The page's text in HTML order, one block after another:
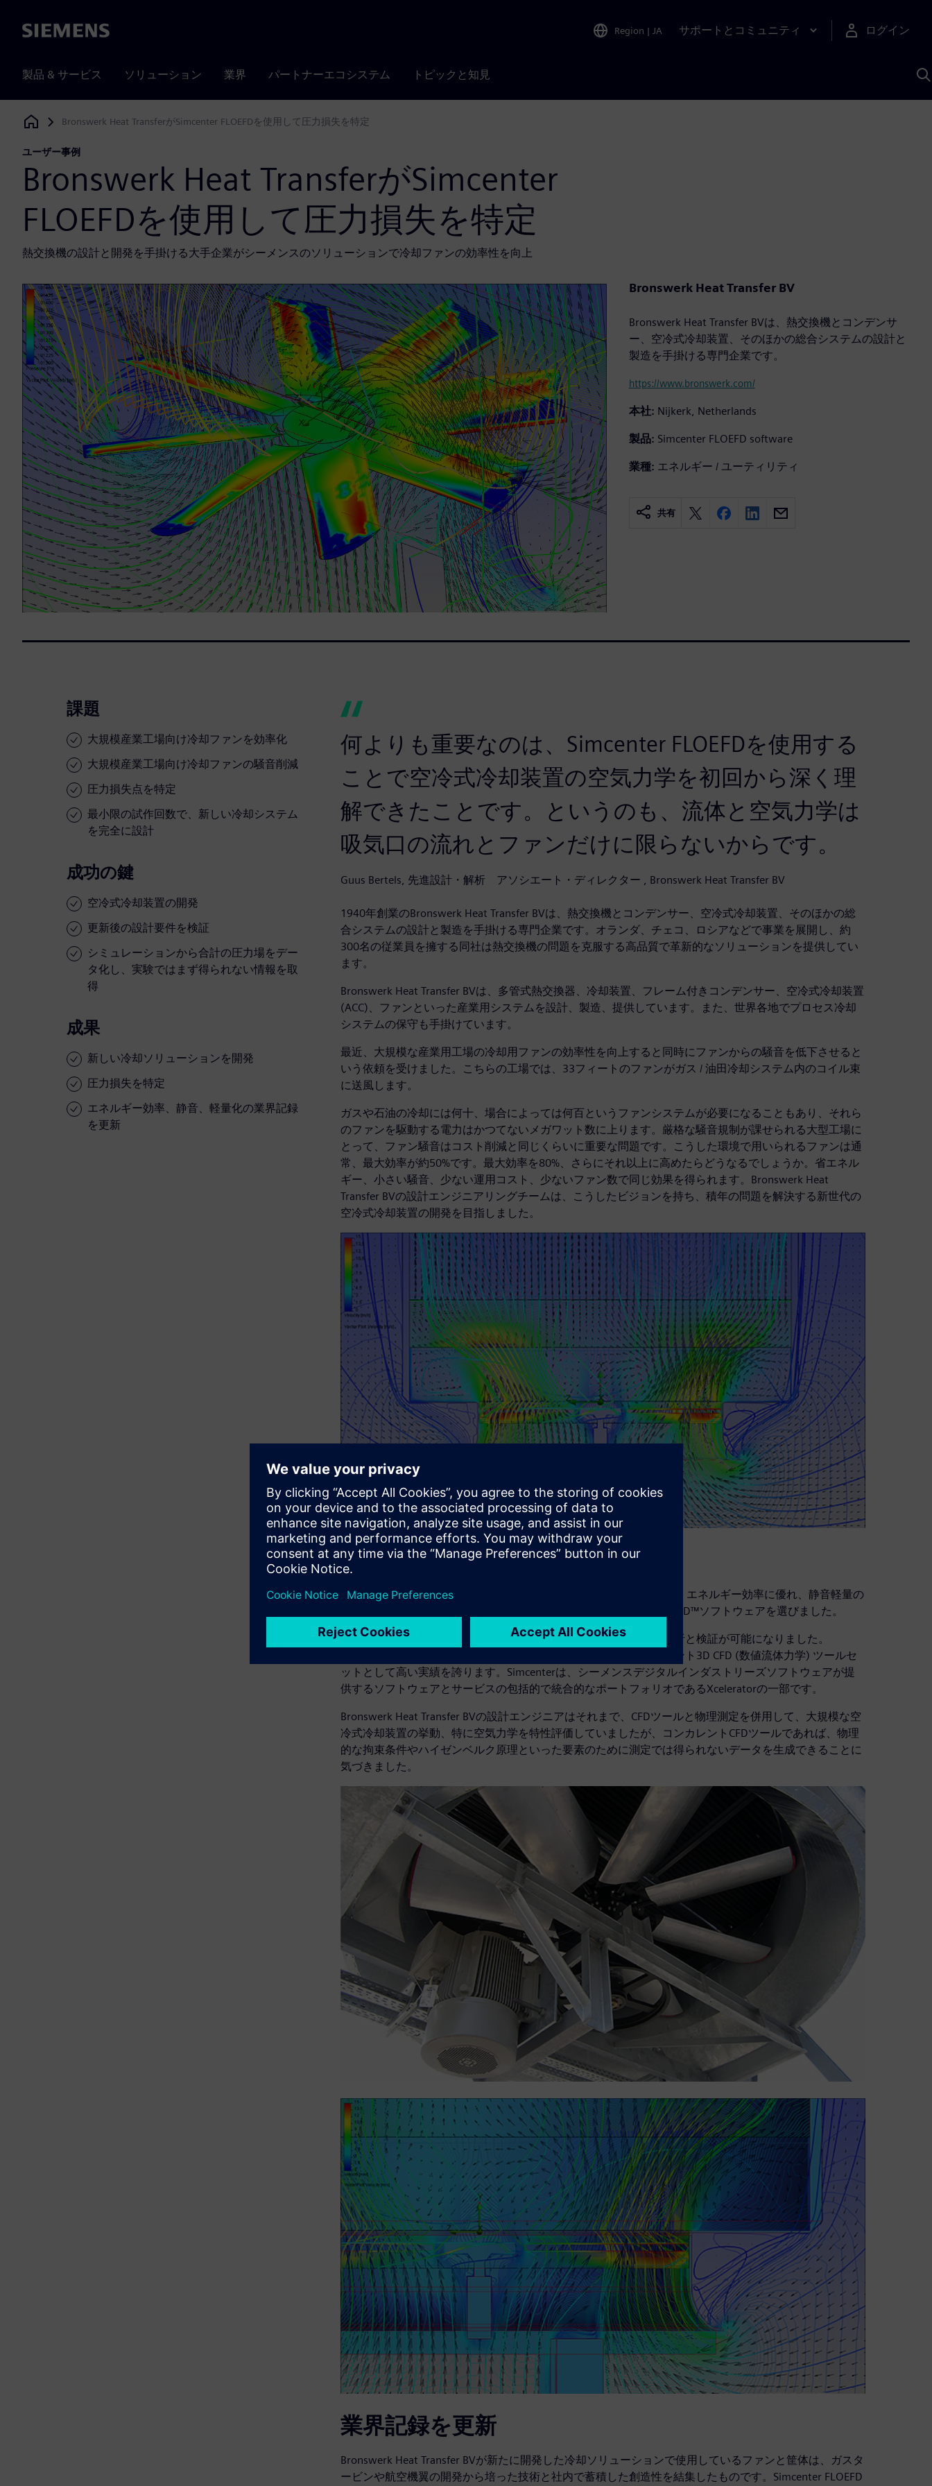
Siemens Region | JA サポートとコミュニティ ログイン
製品 & サービス ソリューション 業界 パートナーエコシステム トピックと知見
Siemens Digital Industries Software
Bronswerk Heat TransferがSimcenter FLOEFDを使用して圧力損失を特定
ユーザー事例
Bronswerk Heat TransferがSimcenter
FLOEFDを使用して圧力損失を特定
熱交換機の設計と開発を手掛ける大手企業がシーメンスのソリューションで冷却ファンの効率性を向上
Bronswerk Heat Transfer BV
Bronswerk Heat Transfer BVは、熱交換機とコンデンサ
ー、空冷式冷却装置、そのほかの総合システムの設計と
製造を手掛ける専門企業です。
https://www.bronswerk.com/
本社: Nijkerk, Netherlands
製品: Simcenter FLOEFD software
業種: エネルギー / ユーティリティ
共有
課題
大規模産業工場向け冷却ファンを効率化
大規模産業工場向け冷却ファンの騒音削減
圧力損失点を特定
最小限の試作回数で、新しい冷却システム
を完全に設計
成功の鍵
空冷式冷却装置の開発
更新後の設計要件を検証
シミュレーションから合計の圧力場をデー
タ化し、実験ではまず得られない情報を取
得
成果
新しい冷却ソリューションを開発
圧力損失を特定
エネルギー効率、静音、軽量化の業界記録
を更新
何よりも重要なのは、Simcenter FLOEFDを使用する
ことで空冷式冷却装置の空気力学を初回から深く理
解できたことです。というのも、流体と空気力学は
吸気口の流れとファンだけに限らないからです。
Guus Bertels, 先進設計・解析 アソシエート・ディレクター , Bronswerk Heat Transfer BV
1940年創業のBronswerk Heat Transfer BVは、熱交換機とコンデンサー、空冷式冷却装置、そのほかの総
合システムの設計と製造を手掛ける専門企業です。オランダ、チェコ、ロシアなどで事業を展開し、約
300名の従業員を擁する同社は熱交換機の問題を克服する高品質で革新的なソリューションを提供してい
ます。
Bronswerk Heat Transfer BVは、多管式熱交換器、冷却装置、フレーム付きコンデンサー、空冷式冷却装置
(ACC)、ファンといった産業用システムを設計、製造、提供しています。また、世界各地でプロセス冷却
システムの保守も手掛けています。
最近、大規模な産業用工場の冷却用ファンの効率性を向上すると同時にファンからの騒音を低下させると
いう依頼を受けました。こちらの工場では、33フィートのファンがガス / 油田冷却システム内のコイル束
に送風します。
ガスや石油の冷却には何十、場合によっては何百というファンシステムが必要になることもあり、それら
のファンを駆動する電力はかつてないメガワット数に上ります。厳格な騒音規制が課せられる大型工場に
とって、ファン騒音はコスト削減と同じくらいに重要な問題です。こうした環境で用いられるファンは通
常、最大効率が約50%です。最大効率を80%、さらにそれ以上に高めたらどうなるでしょうか。省エネル
ギー、小さい騒音、少ない運用コスト、少ないファン数で同じ効果を得られます。Bronswerk Heat
Transfer BVの設計エンジニアリングチームは、こうしたビジョンを持ち、積年の問題を解決する新世代の
空冷式冷却装置の開発を目指しました。
Simcenter FLOEFDを選ぶ
Bronswerk Heat Transfer BVの設計エンジニアは、旧モデルと比べて、エネルギー効率に優れ、静音軽量の
石油 / ガスプラント用冷却ファンを開発するため、Simcenter™ FLOEFD™ソフトウェアを選びました。
Simcenter FLOEFDのおかげで、物理測定だけでは不可能であった解析と検証が可能になりました。
Simcenter FLOEFDは、改良設計案を解析、検証するためのコンカレント3D CFD (数値流体力学) ツールセ
ットとして高い実績を誇ります。Simcenterは、シーメンスデジタルインダストリーズソフトウェアが提
供するソフトウェアとサービスの包括的で統合的なポートフォリオであるXceleratorの一部です。
Bronswerk Heat Transfer BVの設計エンジニアはそれまで、CFDツールと物理測定を併用して、大規模な空
冷式冷却装置の挙動、特に空気力学を特性評価していましたが、コンカレントCFDツールであれば、物理
的な拘束条件やハイゼンベルク原理といった要素のために測定では得られないデータを生成できることに
気づきました。
業界記録を更新
Bronswerk Heat Transfer BVが新たに開発した冷却ソリューションで使用しているファンと筐体は、ガスタ
ービンや航空機翼の開発から培った技術と社内で蓄積した創造性を結集したものです。Simcenter FLOEFD